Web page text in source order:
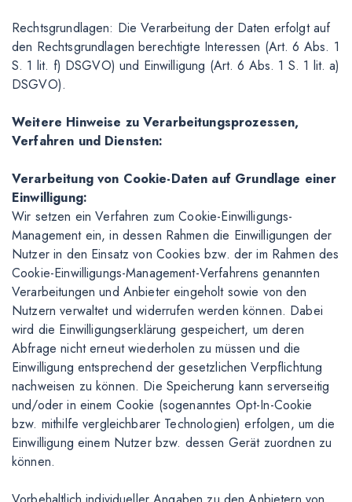
Rechtsgrundlagen: Die Verarbeitung der Daten erfolgt auf
den Rechtsgrundlagen berechtigte Interessen (Art. 6 Abs. 1
S. 1 lit. f) DSGVO) und Einwilligung (Art. 6 Abs. 1 S. 1 lit. a)
DSGVO).
Weitere Hinweise zu Verarbeitungsprozessen,
Verfahren und Diensten:
Verarbeitung von Cookie-Daten auf Grundlage einer
Einwilligung:
Wir setzen ein Verfahren zum Cookie-Einwilligungs-
Management ein, in dessen Rahmen die Einwilligungen der
Nutzer in den Einsatz von Cookies bzw. der im Rahmen des
Cookie-Einwilligungs-Management-Verfahrens genannten
Verarbeitungen und Anbieter eingeholt sowie von den
Nutzern verwaltet und widerrufen werden können. Dabei
wird die Einwilligungserklärung gespeichert, um deren
Abfrage nicht erneut wiederholen zu müssen und die
Einwilligung entsprechend der gesetzlichen Verpflichtung
nachweisen zu können. Die Speicherung kann serverseitig
und/oder in einem Cookie (sogenanntes Opt-In-Cookie
bzw. mithilfe vergleichbarer Technologien) erfolgen, um die
Einwilligung einem Nutzer bzw. dessen Gerät zuordnen zu
können.